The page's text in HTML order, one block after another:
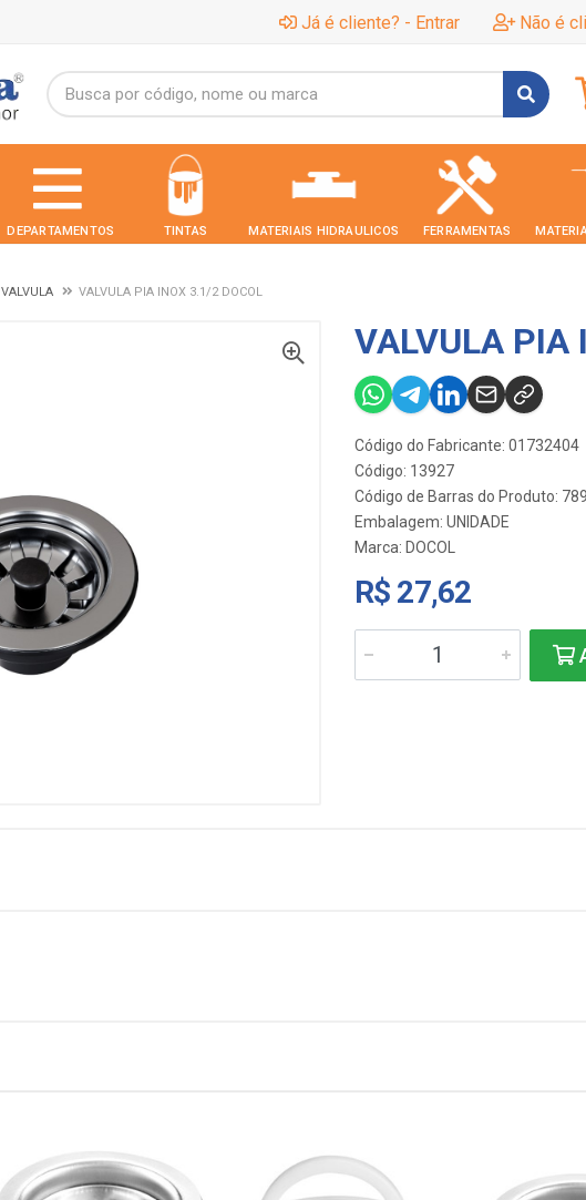
Já é cliente? - Entrar Não é
DEPARTAMENTOS TINTAS MATERIAIS HIDRAULICOS FERRAMENTAS
VALVULA VALVULA PIA INOX 3.1/2 DOCOL
VALVULA PIA
Código do Fabricante: 01732404
Código: 13927
Código de Barras do Produto:
Embalagem: UNIDADE
Marca: DOCOL
R$ 27,62